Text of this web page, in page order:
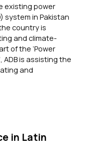
existing power
system in Pakistan
country is
and climate-
of the ‘Power
is assisting the
and
in Latin